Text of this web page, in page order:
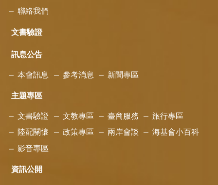
聯絡我們
文書驗證
訊息公告
本會訊息 參考消息 新聞專區
主題專區
文書驗證 文教專區 臺商服務 旅行專區
陸配關懷 政策專區 兩岸會談 海基會小百科
影音專區
資訊公開